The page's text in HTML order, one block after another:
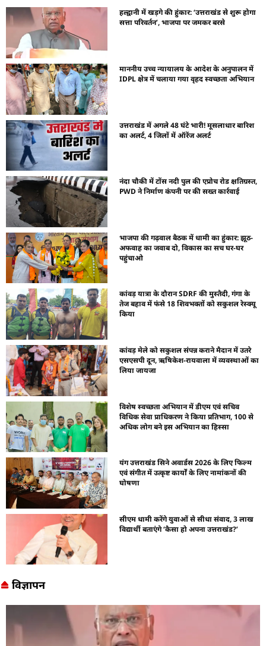
हल्द्वानी में खड़गे की हुंकार: ‘उत्तराखंड से शुरू होगा
सत्ता परिवर्तन’, भाजपा पर जमकर बरसे
माननीय उच्च न्यायालय के आदेश के अनुपालन में
IDPL क्षेत्र में चलाया गया वृहद स्वच्छता अभियान
उत्तराखंड में अगले 48 घंटे भारी! मूसलाधार बारिश
का अलर्ट, 4 जिलों में ऑरेंज अलर्ट
नंदा चौकी में टोंस नदी पुल की एप्रोच रोड क्षतिग्रस्त,
PWD ने निर्माण कंपनी पर की सख्त कार्रवाई
भाजपा की गढ़वाल बैठक में धामी का हुंकार: झूठ-
अफवाह का जवाब दो, विकास का सच घर-घर
पहुंचाओ
कांवड़ यात्रा के दौरान SDRF की मुस्तैदी, गंगा के
तेज बहाव में फंसे 18 शिवभक्तों को सकुशल रेस्क्यू
किया
कांवड़ मेले को सकुशल संपन्न कराने मैदान में उतरे
एसएसपी दून, ऋषिकेश-रायवाला में व्यवस्थाओं का
लिया जायजा
विशेष स्वच्छता अभियान में डीएम एवं सचिव
विधिक सेवा प्राधिकरण ने किया प्रतिभाग, 100 से
अधिक लोग बने इस अभियान का हिस्सा
यंग उत्तराखंड सिने अवार्डस 2026 के लिए फिल्म
एवं संगीत में उत्कृष्ट कार्यों के लिए नामांकनों की
घोषणा
सीएम धामी करेंगे युवाओं से सीधा संवाद, 3 लाख
विद्यार्थी बताएंगे ‘कैसा हो अपना उत्तराखंड?’
विज्ञापन